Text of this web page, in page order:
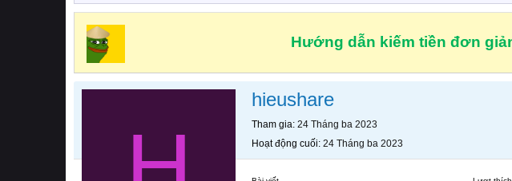
Hướng dẫn kiếm tiền đơn
hieushare
Tham gia 24 Tháng ba 2023
Hoạt động cuối 24 Tháng ba 2023